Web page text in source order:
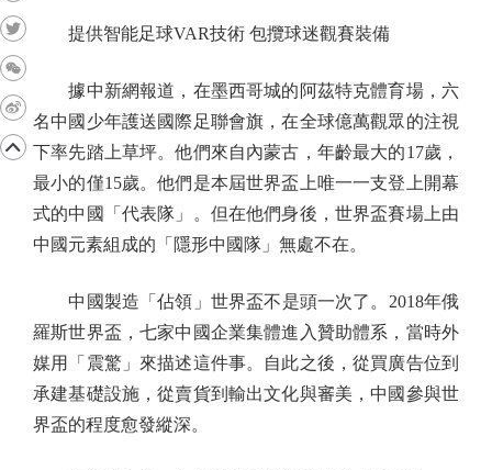
提供智能足球VAR技術 包攬球迷觀賽裝備
據中新網報道，在墨西哥城的阿茲特克體育場，六
名中國少年護送國際足聯會旗，在全球億萬觀眾的注視
下率先踏上草坪。他們來自內蒙古，年齡最大的17歲，
最小的僅15歲。他們是本屆世界盃上唯一一支登上開幕
式的中國「代表隊」。但在他們身後，世界盃賽場上由
中國元素組成的「隱形中國隊」無處不在。
中國製造「佔領」世界盃不是頭一次了。2018年俄
羅斯世界盃，七家中國企業集體進入贊助體系，當時外
媒用「震驚」來描述這件事。自此之後，從買廣告位到
承建基礎設施，從賣貨到輸出文化與審美，中國參與世
界盃的程度愈發縱深。